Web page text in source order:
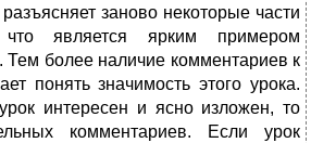
заново некоторые части
является ярким примером
Тем более наличие комментариев к
понять значимость этого урока.
интересен и ясно изложен, то
комментариев. Если урок